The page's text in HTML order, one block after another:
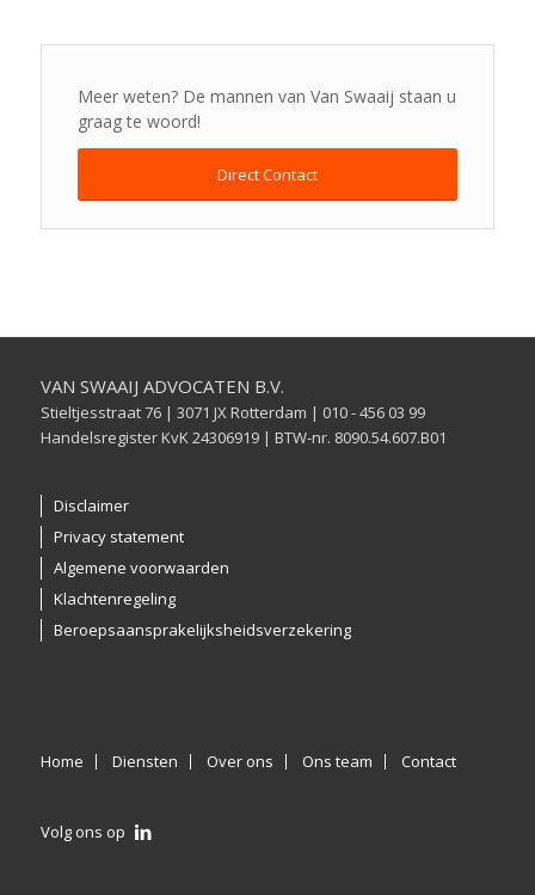
Meer weten? De mannen van Van Swaaij staan u
graag te woord!
Direct Contact
VAN SWAAIJ ADVOCATEN B.V.
Stieltjesstraat 76 | 3071 JX Rotterdam | 010 - 456 03 99
Handelsregister KvK 24306919 | BTW-nr. 8090.54.607.B01
Disclaimer
Privacy statement
Algemene voorwaarden
Klachtenregeling
Beroepsaansprakelijksheidsverzekering
Home Diensten Over ons Ons team Contact
Volg ons op